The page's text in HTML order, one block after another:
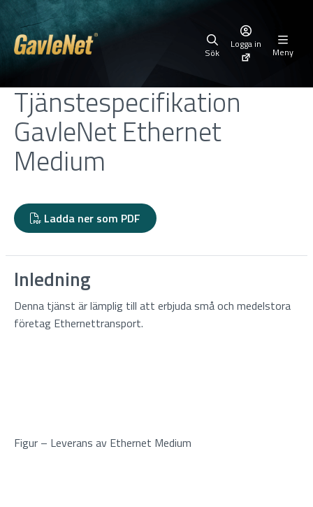
Sök
Logga in
Meny
Tjänstespecifikation
GavleNet Ethernet
Medium
Ladda ner som PDF
Inledning
Denna tjänst är lämplig till att erbjuda små och medelstora
företag Ethernettransport.
Figur – Leverans av Ethernet Medium